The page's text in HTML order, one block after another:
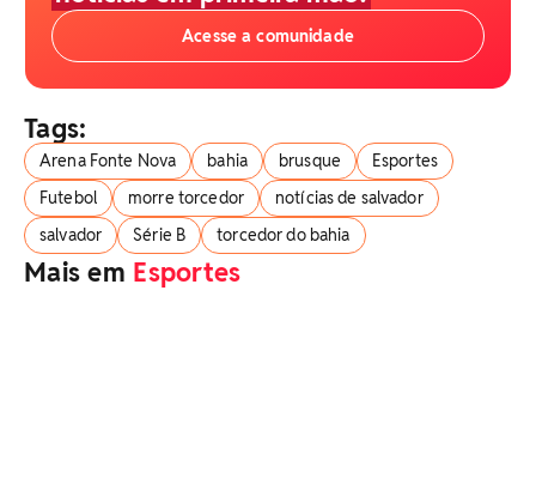
Acesse a comunidade
Tags:
Arena Fonte Nova bahia brusque
Esportes
Futebol
morre torcedor
notícias de salvador
salvador
Série B torcedor do bahia
Mais em Esportes